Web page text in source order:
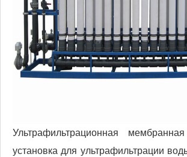
Ультрафильтрационная
установка для ультрафильтрации